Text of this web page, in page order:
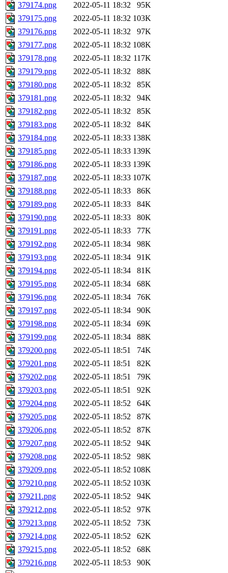
379174.png
2022-05-11 18:32
95K
379175.png
2022-05-11 18:32 103K
379176.png
2022-05-11 18:32
97K
379177.png
2022-05-11 18:32 108K
379178.png
2022-05-11 18:32 117K
379179.png
2022-05-11 18:32
88K
379180.png
2022-05-11 18:32
85K
379181.png
2022-05-11 18:32
94K
379182.png
2022-05-11 18:32
85K
379183.png
2022-05-11 18:32
84K
379184.png
2022-05-11 18:33 138K
379185.png
2022-05-11 18:33 139K
379186.png
2022-05-11 18:33 139K
379187.png
2022-05-11 18:33 107K
379188.png
2022-05-11 18:33
86K
379189.png
2022-05-11 18:33
84K
379190.png
2022-05-11 18:33
80K
379191.png
2022-05-11 18:33
77K
379192.png
2022-05-11 18:34
98K
379193.png
2022-05-11 18:34
91K
379194.png
2022-05-11 18:34
81K
379195.png
2022-05-11 18:34
68K
379196.png
2022-05-11 18:34
76K
379197.png
2022-05-11 18:34
90K
379198.png
2022-05-11 18:34
69K
379199.png
2022-05-11 18:34
88K
379200.png
2022-05-11 18:51
74K
379201.png
2022-05-11 18:51
82K
379202.png
2022-05-11 18:51
79K
379203.png
2022-05-11 18:51
92K
379204.png
2022-05-11 18:52
64K
379205.png
2022-05-11 18:52
87K
379206.png
2022-05-11 18:52
87K
379207.png
2022-05-11 18:52
94K
379208.png
2022-05-11 18:52
98K
379209.png
2022-05-11 18:52 108K
379210.png
2022-05-11 18:52 103K
379211.png
2022-05-11 18:52
94K
379212.png
2022-05-11 18:52
97K
379213.png
2022-05-11 18:52
73K
379214.png
2022-05-11 18:52
62K
379215.png
2022-05-11 18:52
68K
379216.png
2022-05-11 18:53
90K